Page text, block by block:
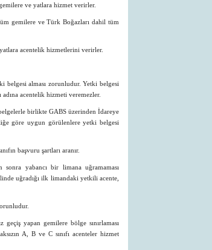
ve yatlara hizmet verirler.
gemilere ve Türk Boğazları dahil tüm
acentelik hizmetlerini verirler.
belgesi alması zorunludur. Yetki belgesi
acentelik hizmeti veremezler.
birlikte GABS üzerinden İdareye
göre uygun görülenlere yetki belgesi
başvuru şartları aranır.
yabancı bir limana uğramaması
uğradığı ilk limandaki yetkili acente,
yapan gemilere bölge sınırlaması
A, B ve C sınıfı acenteler hizmet